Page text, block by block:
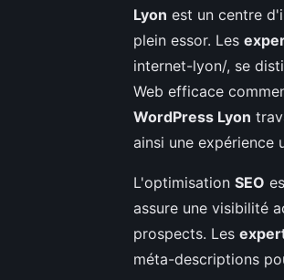
Lyon est un centre
plein essor. Les
internet-lyon/, se
Web efficace
WordPress Lyon
ainsi une expérience
L'optimisation SEO
assure une visibilité
prospects. Les
méta-descriptions